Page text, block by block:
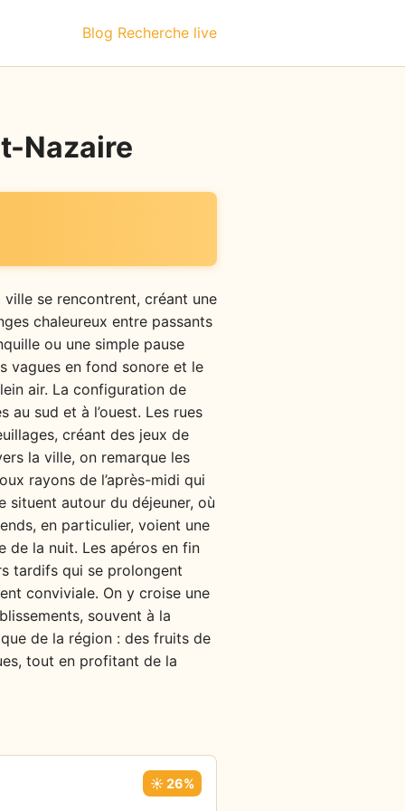
Blog Recherche live
Nazaire
se rencontrent, créant une
chaleureux entre passants
ou une simple pause
vagues en fond sonore et le
air. La configuration de
sud et à l’ouest. Les rues
créant des jeux de
la ville, on remarque les
rayons de l’après-midi qui
situent autour du déjeuner, où
en particulier, voient une
de la nuit. Les apéros en fin
tardifs qui se prolongent
conviviale. On y croise une
souvent à la
de la région : des fruits de
tout en profitant de la
☀️ 26%